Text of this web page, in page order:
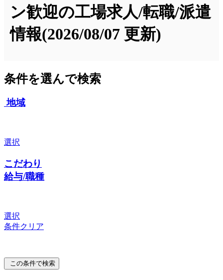
ン歓迎の工場求人/転職/派遣
情報(2026/08/07 更新)
条件を選んで検索
地域
選択
こだわり
給与/職種
選択
条件クリア
この条件で検索